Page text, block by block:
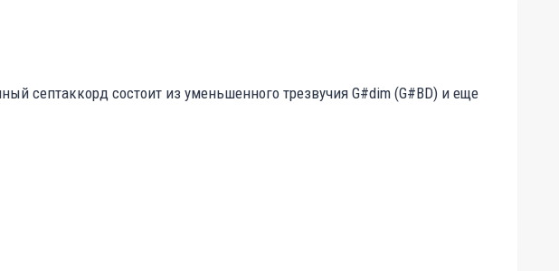
септаккорд состоит из уменьшенного трезвучия G#dim (G#BD) и еще